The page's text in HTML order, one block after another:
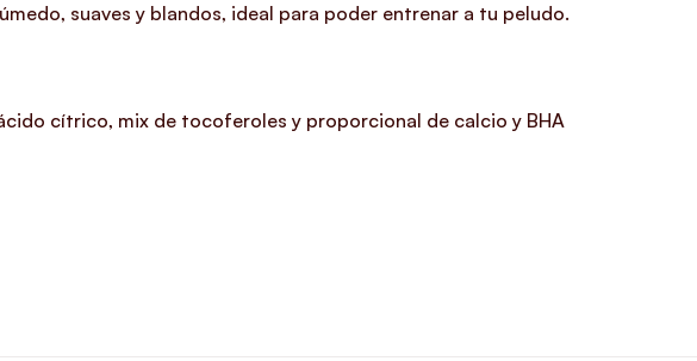
suaves y blandos, ideal para poder entrenar a tu peludo.
cítrico, mix de tocoferoles y proporcional de calcio y BHA